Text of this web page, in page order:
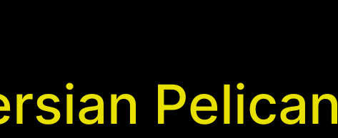
Pelican